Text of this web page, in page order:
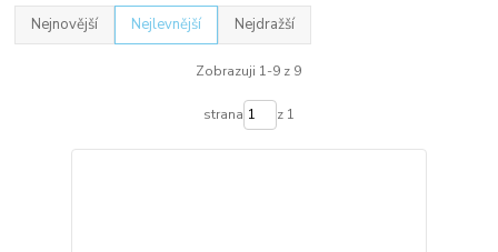
Nejnovější Nejlevnější Nejdražší
Zobrazuji 1-9 z 9
strana z 1